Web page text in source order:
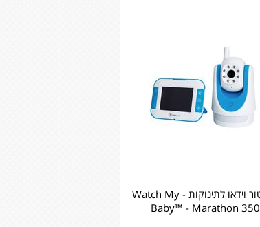
מוניטור וידאו לתינוקות - Watch My
Baby™ - Marathon 350